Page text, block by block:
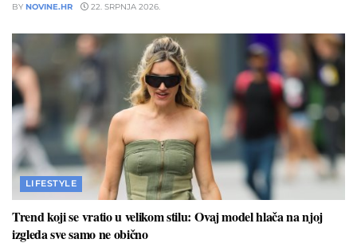
BY NOVINE.HR 22. SRPNJA 2026.
LIFESTYLE
Trend koji se vratio u velikom stilu: Ovaj model hlača na njoj
izgleda sve samo ne obično